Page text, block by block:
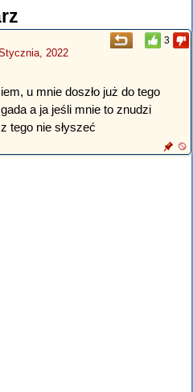
3
2022
u mnie doszło już do tego
a ja jeśli mnie to znudzi
tego nie słyszeć